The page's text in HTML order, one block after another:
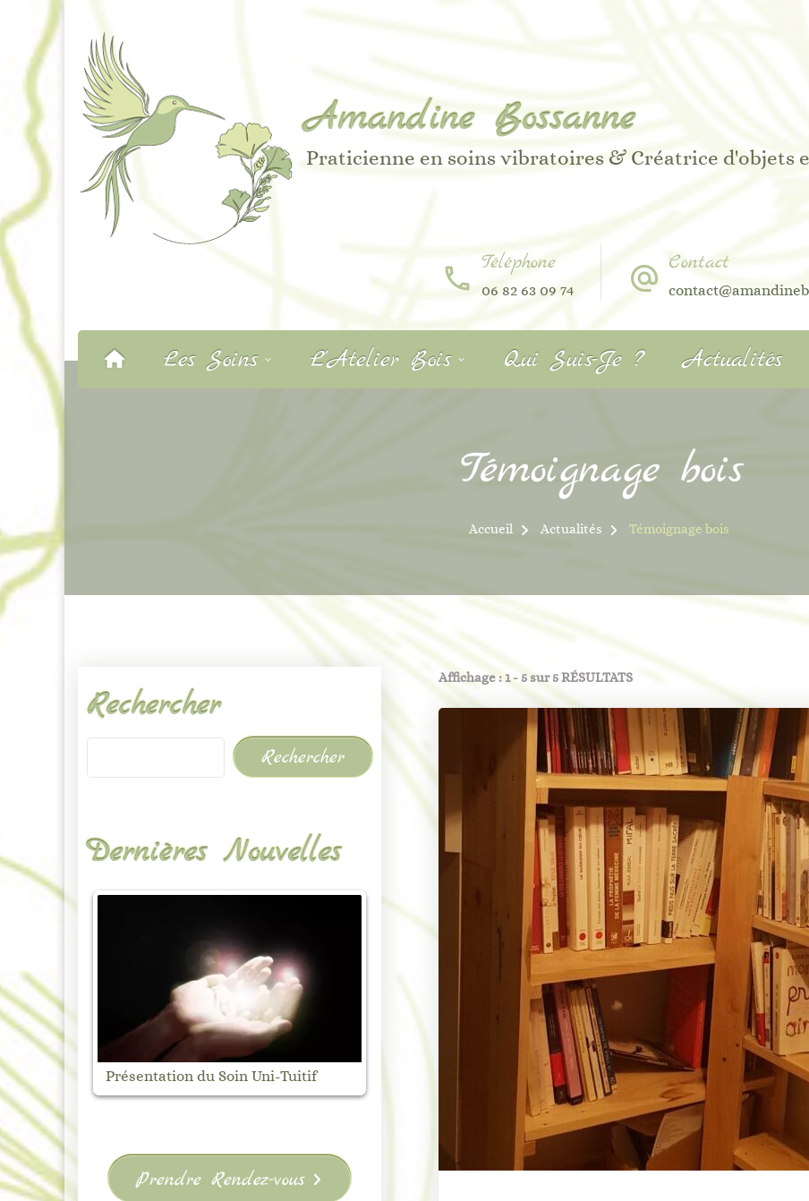
Amandine Bossanne
Praticienne en soins vibratoires & Créatrice d'objets
Téléphone
06 82 63 09 74
Contact
Les Soins L’Atelier Bois Qui Suis-Je ? Actualités
Témoignage bois
Accueil Actualités Témoignage bois
Affichage : 1 - 5 sur 5 RÉSULTATS
Rechercher
Rechercher
Dernières Nouvelles
Marché Nocturne de Vanosc –
Samedi 1 août
Marché Nocturne – Colombie-le-
Vieux – Édition 2026
Marché Nocturne –
Colombie-le-Vieux
Prendre Rendez-vous